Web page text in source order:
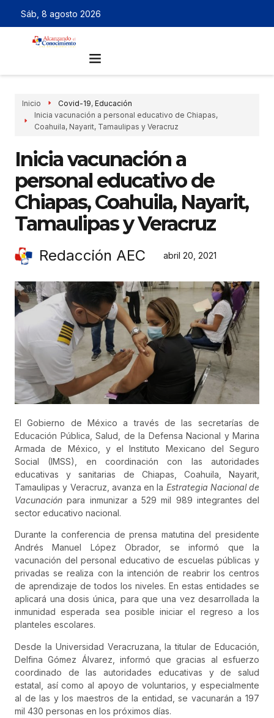
Sáb, 8 agosto 2026
Inicio Covid-19, Educación
Inicia vacunación a personal educativo de Chiapas,
Coahuila, Nayarit, Tamaulipas y Veracruz
Inicia vacunación a
personal educativo de
Chiapas, Coahuila, Nayarit,
Tamaulipas y Veracruz
Redacción AEC abril 20, 2021
El Gobierno de México a través de las secretarías de
Educación Pública, Salud, de la Defensa Nacional y Marina
Armada de México, y el Instituto Mexicano del Seguro
Social (IMSS), en coordinación con las autoridades
educativas y sanitarias de Chiapas, Coahuila, Nayarit,
Tamaulipas y Veracruz, avanza en la Estrategia Nacional de
Vacunaciónpara inmunizar a 529 mil 989 integrantes del
sector educativo nacional.
Durante la conferencia de prensa matutina del presidente
Andrés Manuel López Obrador, se informó que la
vacunación del personal educativo de escuelas públicas y
privadas se realiza con la intención de reabrir los centros
de aprendizaje de todos los niveles. En estas entidades se
aplicará una dosis única, para que una vez desarrollada la
inmunidad esperada sea posible iniciar el regreso a los
planteles escolares.
Desde la Universidad Veracruzana, la titular de Educación,
Delfina Gómez Álvarez, informó que gracias al esfuerzo
coordinado de las autoridades educativas y de salud
estatal, así como al apoyo de voluntarios, y especialmente
al de las y los maestros de la entidad, se vacunarán a 197
mil 430 personas en los próximos días.